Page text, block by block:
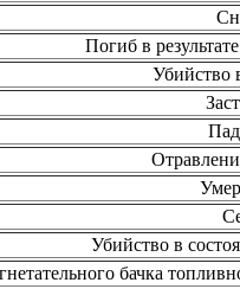
Погиб в
Убийство
Убийство в
бачка